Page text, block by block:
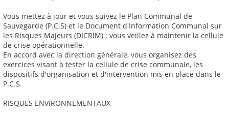
Vous mettez à jour et vous suivez le Plan Communal de
Sauvegarde (P.C.S) et le Document d'Information Communal sur
les Risques Majeurs (DICRIM) ; vous veillez à maintenir la cellule
de crise opérationnelle.
En accord avec la direction générale, vous organisez des
exercices visant à tester la cellule de crise communale, les
dispositifs d'organisation et d'intervention mis en place dans le
P.C.S.
RISQUES ENVIRONNEMENTAUX